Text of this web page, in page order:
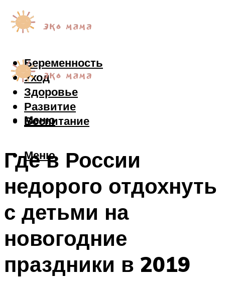
Беременность
Уход
Здоровье
Развитие
Воспитание
Меню
Меню
Где в России
недорого отдохнуть
с детьми на
новогодние
праздники в 2019